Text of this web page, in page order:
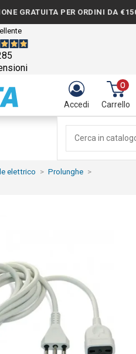
PER ORDINI DA €150 •
Accedi
0
Carrello
elettrico
Prolunghe